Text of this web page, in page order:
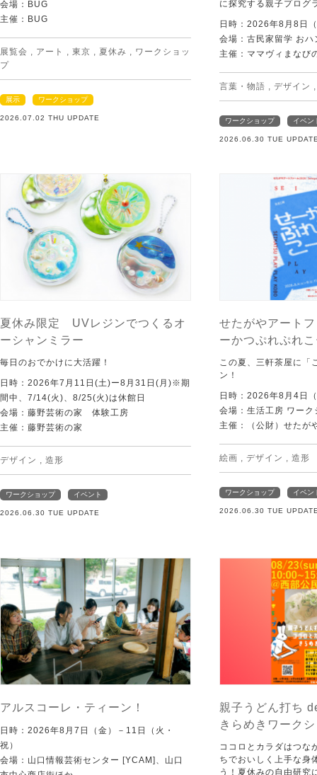
会場：BUG
主催：BUG
展覧会 , アート , 東京 , 夏休み , ワークショッ
プ
展示 ワークショップ
2026.07.02 THU UPDATE
に探究する親子プログ
日時：2026年8月8日
会場：古民家留学 おハ
主催：ママヴィまなび
言葉・物語 , デザイン
ワークショップ イベン
2026.06.30 TUE
夏休み限定 UVレジンでつくるオ
ーシャンミラー
毎日のおでかけに大活躍！
日時：2026年7月11日(土)ー8月31日(月)※期
間中、7/14(火)、8/25(火)は休館日
会場：藤野芸術の家 体験工房
主催：藤野芸術の家
デザイン , 造形
ワークショップ イベント
2026.06.30 TUE UPDATE
せたがやアート
ーかつぷれぷれ
この夏、三軒茶屋に「
ン！
日時：2026年8月4日
会場：生活工房 ワー
主催：（公財）せたが
絵画 , デザイン , 造形
ワークショップ イベン
2026.06.30 TUE
アルスコーレ・ティーン！
日時：2026年8月7日（金）－11日（火・
祝）
会場：山口情報芸術センター [YCAM]、山口
親子うどん打ち
きらめきワーク
ココロとカラダはつな
ちでおいしく上手な身
う！夏休みの自由研究